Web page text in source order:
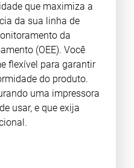
que maximiza a
da sua linha de
da
(OEE). Você
flexível para garantir
do produto.
uma impressora
usar, e que exija